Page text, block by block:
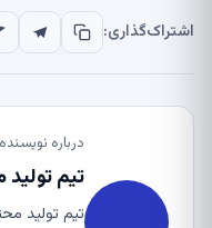
اشتراک‌گذاری:
درباره نویسنده
تیم تولید
تیم تولید